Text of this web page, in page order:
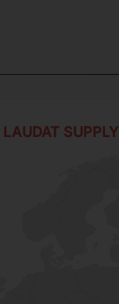
LAUDAT SUPPLY